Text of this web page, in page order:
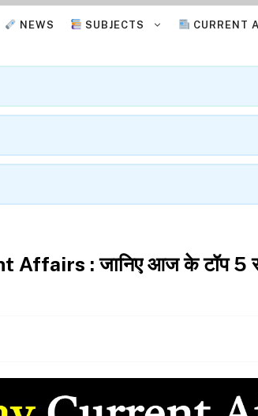
NEWS SUBJECTS CURRENT
: जानिए आज के टॉप 5